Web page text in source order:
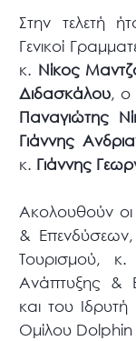
Στην τελετή
Γενικοί
κ. Νίκος
Διδασκάλου, ο
Παναγιώτης
Γιάννης
κ. Γιάννης
Ακολουθούν οι
&
Τουρισμού, κ.
Ανάπτυξης &
και του
Ομίλου